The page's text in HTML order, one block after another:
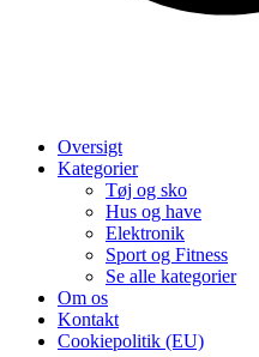
Oversigt
Kategorier
Tøj og sko
Hus og have
Elektronik
Sport og Fitness
Se alle kategorier
Om os
Kontakt
Cookiepolitik (EU)